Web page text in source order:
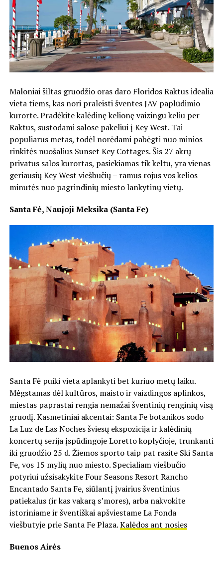
Maloniai šiltas gruodžio oras daro Floridos Raktus idealia
vieta tiems, kas nori praleisti šventes JAV paplūdimio
kurorte. Pradėkite kalėdinę kelionę vaizingu keliu per
Raktus, sustodami salose pakeliui į Key West. Tai
populiarus metas, todėl norėdami pabėgti nuo minios
rinkitės nuošalius Sunset Key Cottages. Šis 27 akrų
privatus salos kurortas, pasiekiamas tik keltu, yra vienas
geriausių Key West viešbučių – ramus rojus vos kelios
minutės nuo pagrindinių miesto lankytinų vietų.
Santa Fė, Naujoji Meksika (Santa Fe)
Santa Fė puiki vieta aplankyti bet kuriuo metų laiku.
Mėgstamas dėl kultūros, maisto ir vaizdingos aplinkos,
miestas paprastai rengia nemažai šventinių renginių visą
gruodį. Kasmetiniai akcentai: Santa Fe botanikos sodo
La Luz de Las Noches šviesų ekspozicija ir kalėdinių
koncertų serija įspūdingoje Loretto koplyčioje, trunkanti
iki gruodžio 25 d. Žiemos sporto taip pat rasite Ski Santa
Fe, vos 15 mylių nuo miesto. Specialiam viešbučio
potyriui užsisakykite Four Seasons Resort Rancho
Encantado Santa Fe, siūlantį įvairius šventinius
patiekalus (ir kas vakarą s’mores), arba nakvokite
istoriniame ir šventiškai apšviestame La Fonda
viešbutyje prie Santa Fe Plaza.Kalėdos ant nosies
Buenos Airės